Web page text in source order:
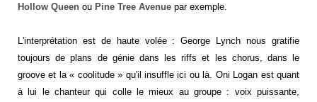
Hollow Queen ou Pine Tree Avenue par exemple.
L'interprétation est de haute volée : George Lynch nous gratifie
toujours de plans de génie dans les riffs et les chorus, dans le
groove et la « coolitude » qu'il insuffle ici ou là. Oni Logan est quant
à lui le chanteur qui colle le mieux au groupe : voix puissante,